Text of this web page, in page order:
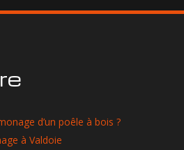
d’un poêle à bois ?
à Valdoie